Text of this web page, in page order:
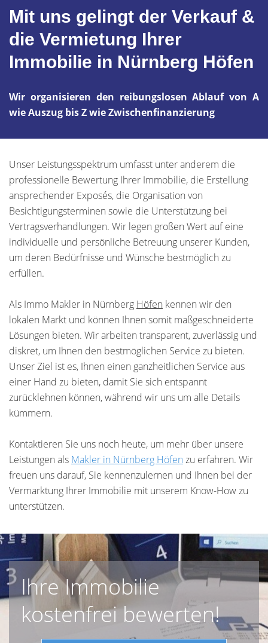
Mit uns gelingt der Verkauf &
die Vermietung Ihrer
Immobilie in Nürnberg Höfen
Wir organisieren den reibungslosen Ablauf von A
wie Auszug bis Z wie Zwischenfinanzierung
Unser Leistungsspektrum umfasst unter anderem die
professionelle Bewertung Ihrer Immobilie, die Erstellung
ansprechender Exposés, die Organisation von
Besichtigungsterminen sowie die Unterstützung bei
Vertragsverhandlungen. Wir legen großen Wert auf eine
individuelle und persönliche Betreuung unserer Kunden,
um deren Bedürfnisse und Wünsche bestmöglich zu
erfüllen.
Als Immo Makler in Nürnberg Höfen kennen wir den
lokalen Markt und können Ihnen somit maßgeschneiderte
Lösungen bieten. Wir arbeiten transparent, zuverlässig und
diskret, um Ihnen den bestmöglichen Service zu bieten.
Unser Ziel ist es, Ihnen einen ganzheitlichen Service aus
einer Hand zu bieten, damit Sie sich entspannt
zurücklehnen können, während wir uns um alle Details
kümmern.
Kontaktieren Sie uns noch heute, um mehr über unsere
Leistungen als Makler in Nürnberg Höfen zu erfahren. Wir
freuen uns darauf, Sie kennenzulernen und Ihnen bei der
Vermarktung Ihrer Immobilie mit unserem Know-How zu
unterstützen.
Ihre Immobilie
kostenfrei bewerten!